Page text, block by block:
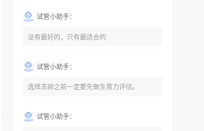
试管小助手：
没有最好的，只有最适合的
试管小助手：
选择冻卵之前一定要先做生育力评估。
试管小助手：